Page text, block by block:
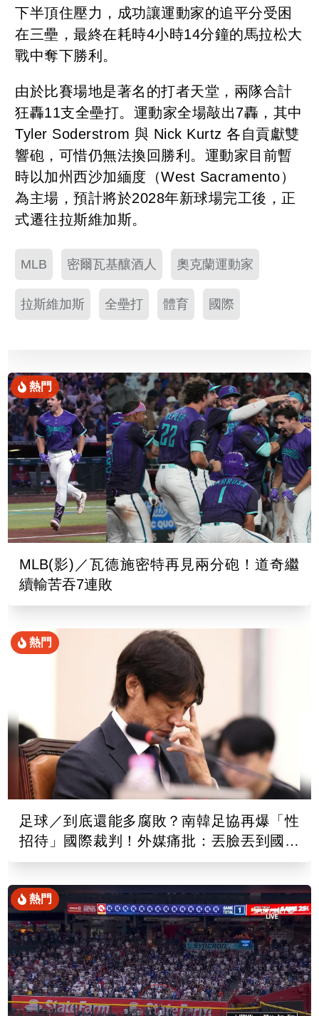
下半頂住壓力，成功讓運動家的追平分受困
在三壘，最終在耗時4小時14分鐘的馬拉松大
戰中奪下勝利。
由於比賽場地是著名的打者天堂，兩隊合計
狂轟11支全壘打。運動家全場敲出7轟，其中
Tyler Soderstrom 與 Nick Kurtz 各自貢獻雙
響砲，可惜仍無法換回勝利。運動家目前暫
時以加州西沙加緬度（West Sacramento）
為主場，預計將於2028年新球場完工後，正
式遷往拉斯維加斯。
MLB 密爾瓦基釀酒人 奧克蘭運動家
拉斯維加斯 全壘打 體育 國際
熱門
MLB(影)／瓦德施密特再見兩分砲！道奇繼
續輸苦吞7連敗
熱門
足球／到底還能多腐敗？南韓足協再爆「性
招待」國際裁判！外媒痛批：丟臉丟到國外
去
熱門